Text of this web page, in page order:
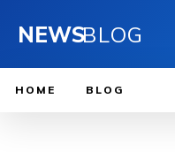
NEWSBLOG
HOME BLOG